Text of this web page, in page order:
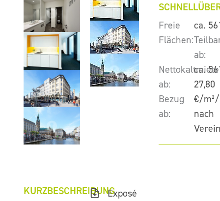
Freie
Flächen:
ca.
ab:
ca.
Nettokaltmiete
ab:
27,80
€/
Bezug
ab:
nach
KURZBESCHREIBUNGExposé